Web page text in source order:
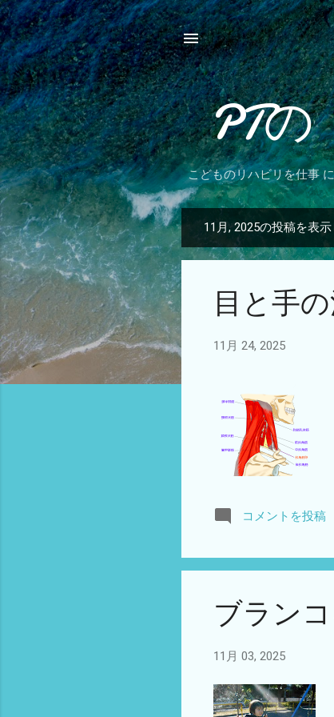
PT
こどものリハビリを仕事
稿
11月, 2025の投稿を表
目と手
11月 24, 2025
コメントを投稿
ブラン
11月 03, 2025